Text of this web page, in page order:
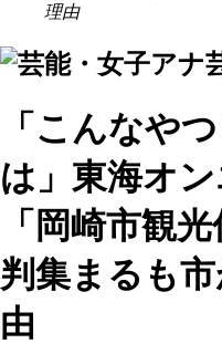
理由
「こんなや
は」東海オ
「岡崎市観
判集まるも
由